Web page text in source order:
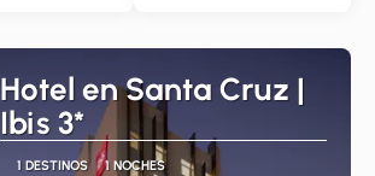
Hotel en Santa Cruz |
Ibis 3*
1 DESTINOS 1 NOCHES